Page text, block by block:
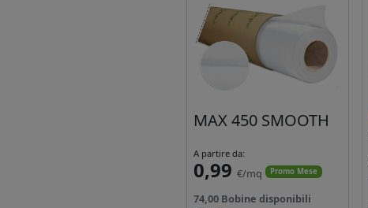
MAX 450 SMOOTH
A partire da:
0,99 €/mq Promo Mese
74,00 Bobine disponibili